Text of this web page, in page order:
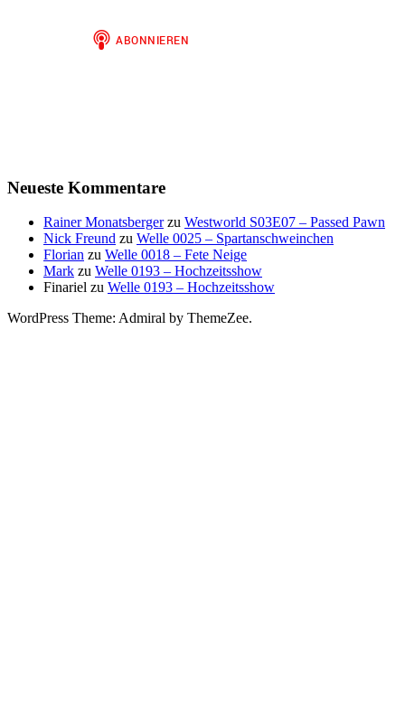
Neueste Kommentare
Rainer Monatsbergerzu Westworld S03E07 – Passed Pawn
Nick Freund zu Welle 0025 – Spartanschweinchen
Florian zu Welle 0018 – Fete Neige
Mark zu Welle 0193 – Hochzeitsshow
Finariel zu Welle 0193 – Hochzeitsshow
WordPress Theme: Admiral by ThemeZee.